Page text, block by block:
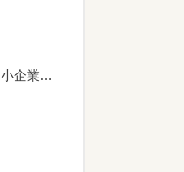
自社の製品又はサービスを見本市又はこれに類する展示会へ出展する事業を行う中小企業基本法第2条に規定する中小企業者及びその中小企業者を構成員とする団体に対して補助金を交付することにより、市内企業の積極的な市場の開拓及び受注促進に資することを目的とします。